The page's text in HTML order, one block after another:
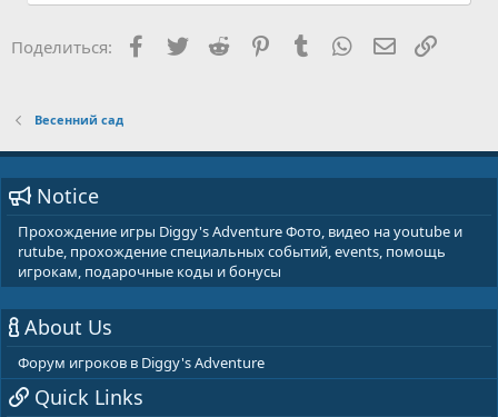
Поделиться: Facebook
Twitter Reddit PinterestTumblr WhatsApp
E-mail
Весенний сад
Notice
Прохождение игры Diggy's Adventure Фото, видео на youtube и
rutube, прохождение специальных событий, events, помощь
игрокам, подарочные коды и бонусы
About Us
Форум игроков в Diggy's Adventure
Quick Links